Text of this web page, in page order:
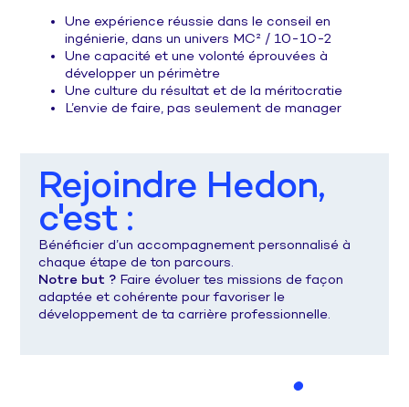
Une expérience réussie dans le conseil en
ingénierie, dans un univers MC² / 10-10-2
Une capacité et une volonté éprouvées à
développer un périmètre
Une culture du résultat et de la méritocratie
L’envie de faire, pas seulement de manager
Rejoindre Hedon,
c'est :
Bénéficier d’un accompagnement personnalisé à
chaque étape de ton parcours.
Notre but ? Faire évoluer tes missions de façon
adaptée et cohérente pour favoriser le
développement de ta carrière professionnelle.